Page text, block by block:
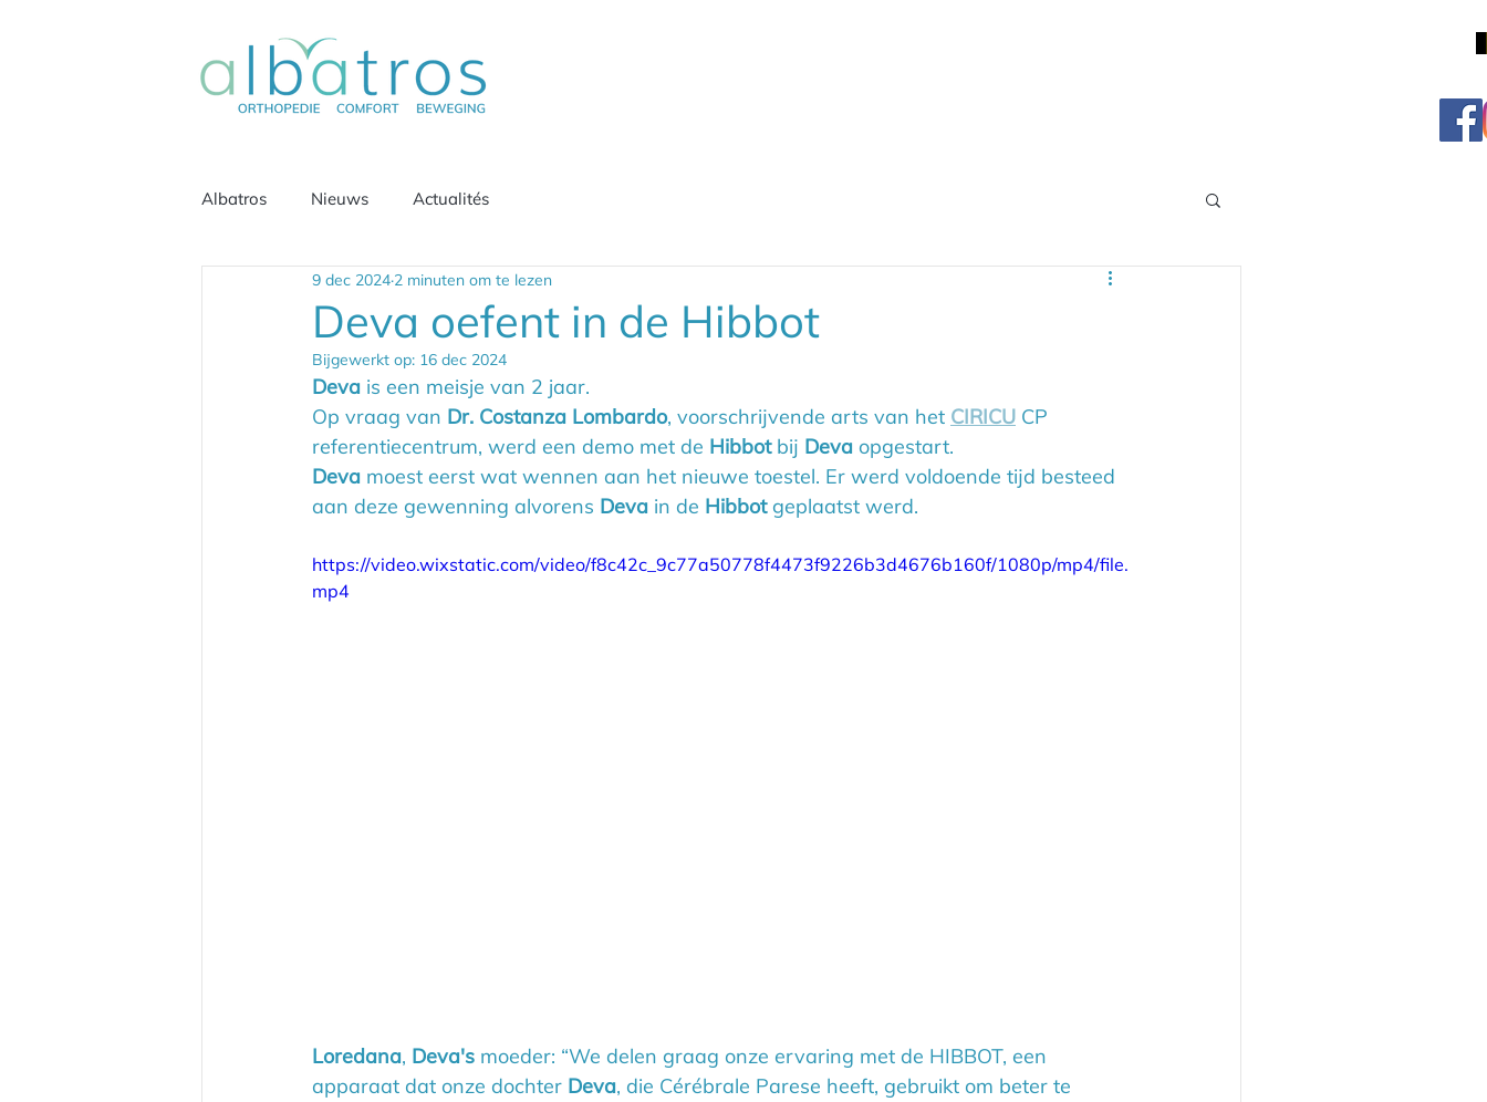
Albatros Nieuws Actualités
Deva oefent in de Hibbot
9 dec 2024 2 minuten om te lezen
Bijgewerkt op: 16 dec 2024
Deva is een meisje van 2 jaar.
Op vraag van Dr. Costanza Lombardo, voorschrijvende arts van het CIRICU CP
referentiecentrum, werd een demo met de Hibbot bij Deva opgestart.
Deva moest eerst wat wennen aan het nieuwe toestel. Er werd voldoende tijd besteed
aan deze gewenning alvorens Deva in de Hibbot geplaatst werd.
https://video.wixstatic.com/video/f8c42c_9c77a50778f4473f9226b3d4676b160f/1080p/mp4/file.
mp4
Loredana, Deva's moeder: “We delen graag onze ervaring met de HIBBOT, een
apparaat dat onze dochter Deva, die Cérébrale Parese heeft, gebruikt om beter te